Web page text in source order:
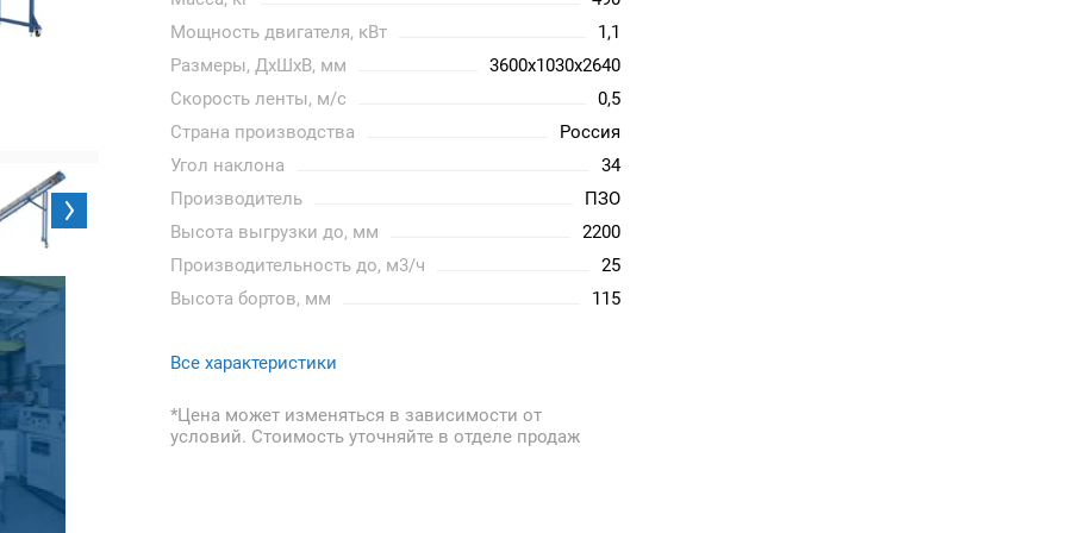
Мощность двигателя, кВт
1,1
Размеры, ДхШхВ, мм
3600х1030х2640
Скорость ленты, м/с
0,5
Страна производства
Россия
Угол наклона
34
Производитель
ПЗО
Высота выгрузки до, мм
2200
Производительность до, м3/ч
25
Высота бортов, мм
115
Все характеристики
*Цена может изменяться в зависимости от
условий. Стоимость уточняйте в отделе продаж